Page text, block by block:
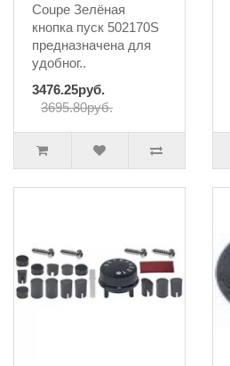
Coupe Зелёная
кнопка пуск 502170S
предназначена для
удобног..
3476.25руб.
3695.80руб.